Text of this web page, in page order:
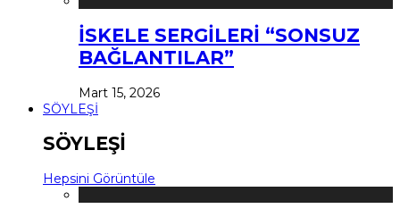
İSKELE SERGİLERİ “SONSUZ
BAĞLANTILAR”
Mart 15, 2026
SÖYLEŞİ
SÖYLEŞİ
Hepsini Görüntüle